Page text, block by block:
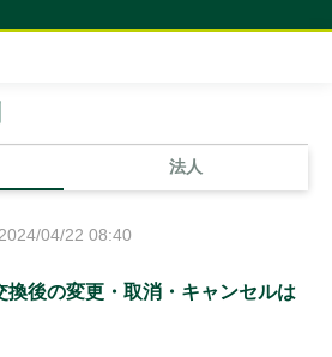
法人
04/22 08:40
換後の変更・取消・キャンセルは